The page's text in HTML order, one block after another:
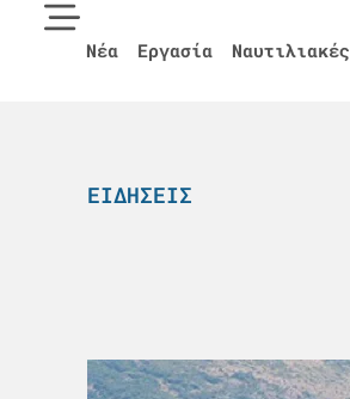
Νέα Εργασία Ναυτιλιακές
ΕΙΔΉΣΕΙΣ